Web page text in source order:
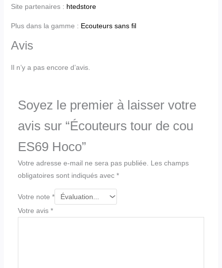
Site partenaires : htedstore
Plus dans la gamme : Ecouteurs sans fil
Avis
Il n’y a pas encore d’avis.
Soyez le premier à laisser votre
avis sur “Écouteurs tour de cou
ES69 Hoco”
Votre adresse e-mail ne sera pas publiée.
Les champs
obligatoires sont indiqués avec *
Votre note *
Votre avis *